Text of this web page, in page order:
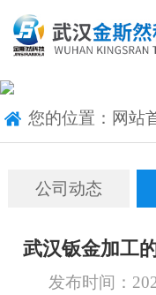
您的位置： 网站
公司动态
武汉钣金加工
发布时间：